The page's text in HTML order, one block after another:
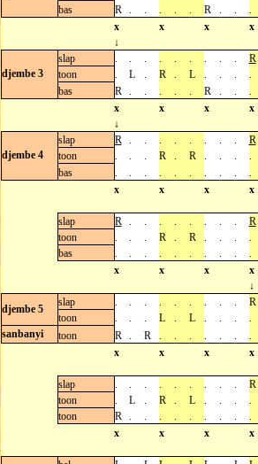
bas
R . . . . . R . . .
x
x x x
↓
djembe 3
slap . . . . . . . . . R
toon
. L . R . L . . . .
bas
R . . . . . R . . .
x
x x x
↓
djembe 4
slap R . . . . . . . . R
toon
. . . R . R . . . .
bas
. . . . . . . . . .
x
x x x
slap R . . . . . . . . R
toon
. . . R . R . . . .
bas
. . . . . . . . . .
x
x x x
↓
djembe 5
slap . . . . . . . . . R
toon
. . . L . L . . . .
sanbanyi
toon R . R . . . . . . .
x
x x x
slap . . . . . . . . . R
toon
. L . R . L . . . .
toon
R . . . . . . . . .
x
x x x